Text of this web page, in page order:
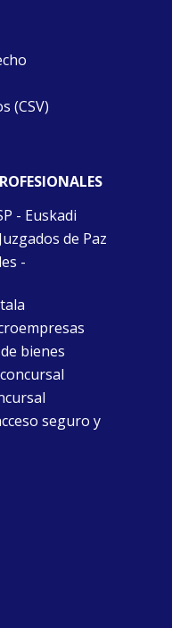
(CSV)
- Euskadi
de Paz
-
bienes
seguro y